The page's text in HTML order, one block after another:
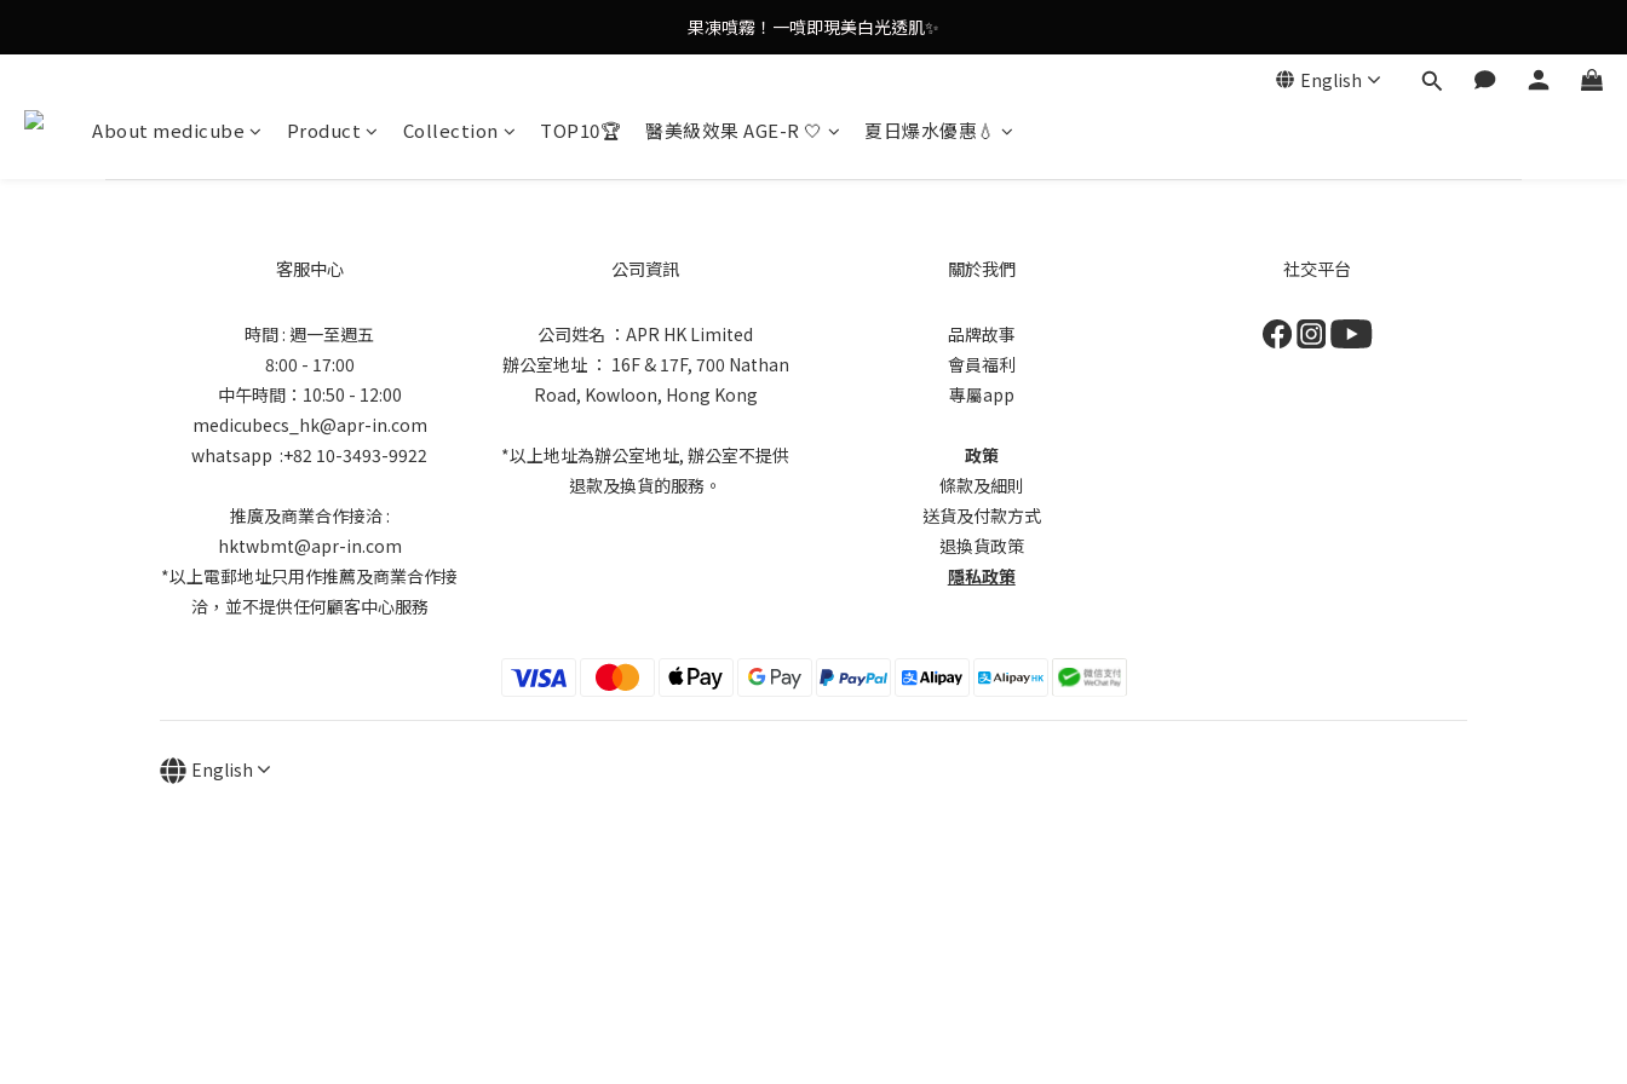
9in1多功能美容儀🌸護膚效果UP！
果凍噴霧！一噴即現美白光透肌✨
English
About medicube Product Collection TOP10🏆 醫美級效果 AGE-R 🤍 夏日爆水優惠💧
客服中心
時間 : 週一至週五
8:00 - 17:00
中午時間：10:50 - 12:00
medicubecs_hk@apr-in.com
whatsapp :+82 10-3493-9922
推廣及商業合作接洽 :
hktwbmt@apr-in.com
*以上電郵地址只用作推薦及商業合作接
洽，並不提供任何顧客中心服務
公司資訊
公司姓名 ：APR HK Limited
辦公室地址 ： 16F & 17F, 700 Nathan
Road, Kowloon, Hong Kong
*以上地址為辦公室地址, 辦公室不提供
退款及換貨的服務。
關於我們
品牌故事
會員福利
專屬app
政策
條款及細則
送貨及付款方式
退換貨政策
隱私政策
社交平台
English